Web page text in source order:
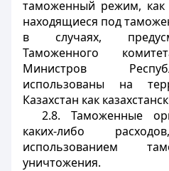
таможенный режим, как
находящиеся под
в случаях,
Таможенного
Министров
использованы на
Казахстан как
2.8. Таможенные
каких-либо
использованием
уничтожения.